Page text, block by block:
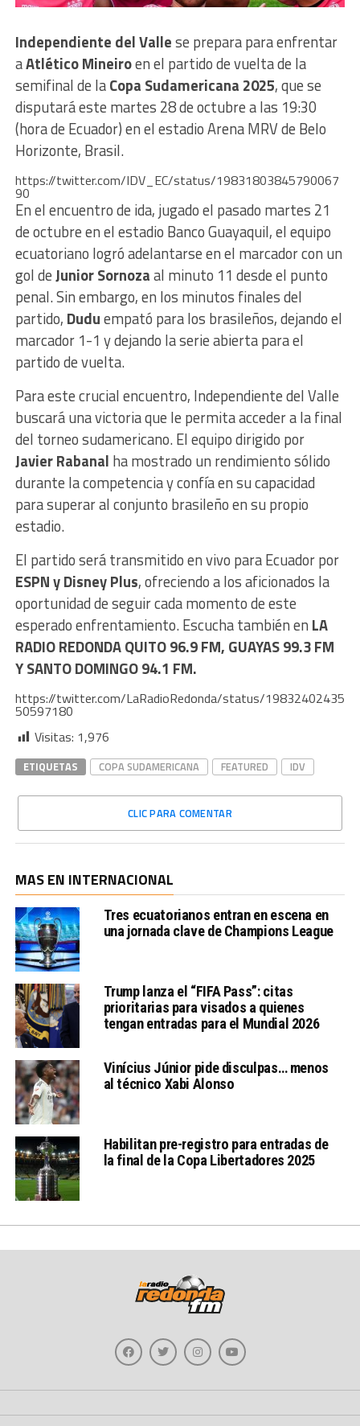
Independiente del Vallese prepara para enfrentar
aAtlético Mineiroen el partido de vuelta de la
semifinal de laCopa Sudamericana 2025, que se
disputará este martes 28 de octubre a las 19:30
(hora de Ecuador) en el estadio Arena MRV de Belo
Horizonte, Brasil.
https://twitter.com/IDV_EC/status/19831803845790067
90
En el encuentro de ida, jugado el pasado martes 21
de octubre en el estadio Banco Guayaquil, el equipo
ecuatoriano logró adelantarse en el marcador con un
gol deJunior Sornozaal minuto 11 desde el punto
penal. Sin embargo, en los minutos finales del
partido, Duduempató para los brasileños, dejando el
marcador 1-1 y dejando la serie abierta para el
partido de vuelta.
Para este crucial encuentro, Independiente del Valle
buscará una victoria que le permita acceder a la final
del torneo sudamericano. El equipo dirigido por
Javier Rabanal ha mostrado un rendimiento sólido
durante la competencia y confía en su capacidad
para superar al conjunto brasileño en su propio
estadio.
El partido será transmitido en vivo para Ecuador por
ESPN y Disney Plus, ofreciendo a los aficionados la
oportunidad de seguir cada momento de este
esperado enfrentamiento. Escucha también en LA
RADIO REDONDA QUITO 96.9 FM, GUAYAS 99.3 FM
Y SANTO DOMINGO 94.1 FM.
https://twitter.com/LaRadioRedonda/status/19832402435
50597180
Visitas: 1,976
ETIQUETAS COPA SUDAMERICANA FEATURED IDV
CLIC PARA COMENTAR
MAS EN INTERNACIONAL
Tres ecuatorianos entran en escena en
una jornada clave de Champions League
Trump lanza el “FIFA Pass”: citas
prioritarias para visados a quienes
tengan entradas para el Mundial 2026
Vinícius Júnior pide disculpas… menos
al técnico Xabi Alonso
Habilitan pre-registro para entradas de
la final de la Copa Libertadores 2025